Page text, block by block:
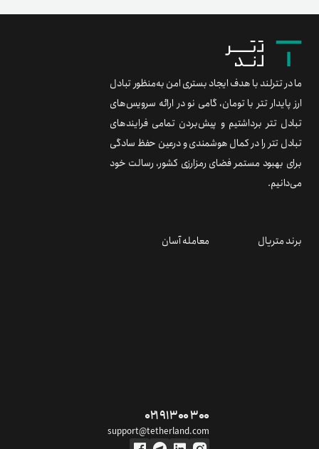
ما در تترلند با هدف ایجاد بستری امن به‌منظور تبادل
ارز پایدار تتر با تومان، گامی نو در ارائه سرویس‌های
تبادل تتر برداشتیم و پیش‌بردن تمامی فرایندهای
تبادل تتر را در کمال هوشمندی و درعین حفظ سادگی
برای بهبود مستمر فضای رمزارزی کشور، رسالت خود
می‌دانیم.
برند متریال معامله آسان
۰۲۱ ۹۱ ۳۰۰ ۳۰۰
support@tetherland.com